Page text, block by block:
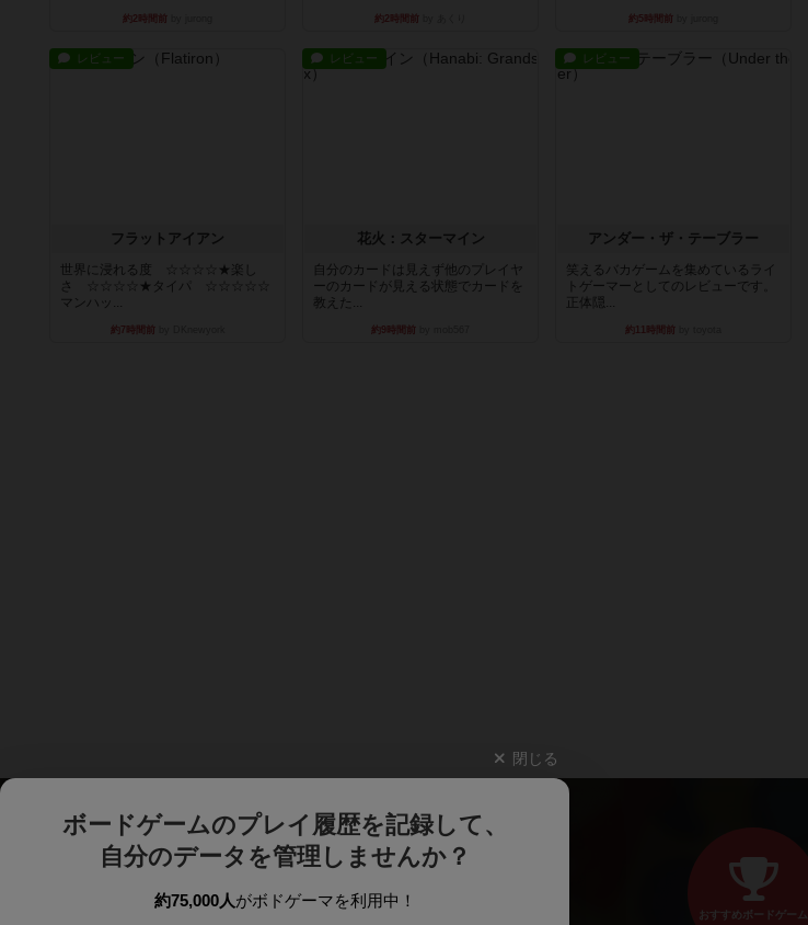
約2時間前 約2時間前 約5時間前
レビュー
フラットアイアン
世界に浸れる度 ☆☆☆☆★楽し
さ ☆☆☆☆★タイパ ☆☆☆☆☆
マンハッ...
約7時間前
レビュー
花火：スターマイン
自分のカードは見えず他のプレイヤ
ーのカードが見える状態でカードを
教えた...
約9時間前
レビュー
アンダー・ザ・テーブラー
笑えるバカゲームを集めているライ
トゲーマーとしてのレビューです。
正体隠...
約11時間前
閉じる
ボードゲームのプレイ履歴を記録して、
自分のデータを管理しませんか？
約75,000人がボドゲーマを利用中！
おすすめボードゲーム